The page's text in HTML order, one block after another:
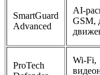
SmartGuard
Advanced
AI-
GSM,
ProTech
Wi-Fi,